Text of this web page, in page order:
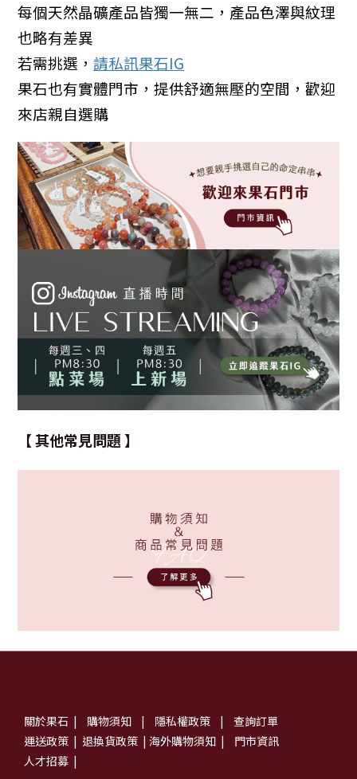
每個天然晶礦產品皆獨一無二，產品色澤與紋理
也略有差異
若需挑選， 請私訊果石IG
果石也有實體門市，提供舒適無壓的空間，歡迎
來店親自選購
【 其他常見問題 】
關於果石 | 購物須知 | 隱私權政策 | 查詢訂單
運送政策 | 退換貨政策 | 海外購物須知 | 門市資訊
人才招募 |